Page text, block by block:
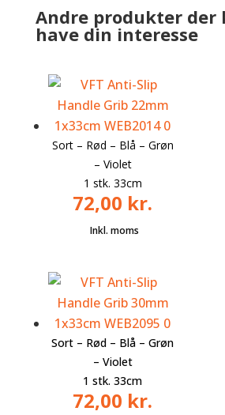
Andre produkter der
have din interesse
Sort – Rød – Blå – Grøn
– Violet
1 stk. 33cm
72,00 kr.
Sort – Rød – Blå – Grøn
– Violet
1 stk. 33cm
72,00 kr.